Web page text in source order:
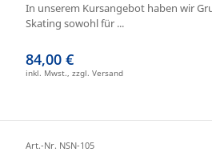
In unserem Kursangebot haben wir
Skating sowohl für ...
84,00 €
inkl. Mwst., zzgl. Versand
Art.-Nr. NSN-105